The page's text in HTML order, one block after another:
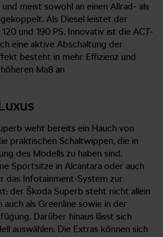
meist sowohl an einen Allrad- als
Als Diesel leistet der
und 190 PS. Innovativ ist die ACT-
eine aktive Abschaltung der
besteht in mehr Effizienz und
Maß an
weht bereits ein Hauch von
praktischen Schaltwippen, die in
des Modells zu haben sind.
Sportsitze in Alcantara oder auch
das Infotainment-System zur
der Škoda Superb steht nicht allein
als Greenline sowie in der
Darüber hinaus lässt sich
auswählen. Die Extras können sich